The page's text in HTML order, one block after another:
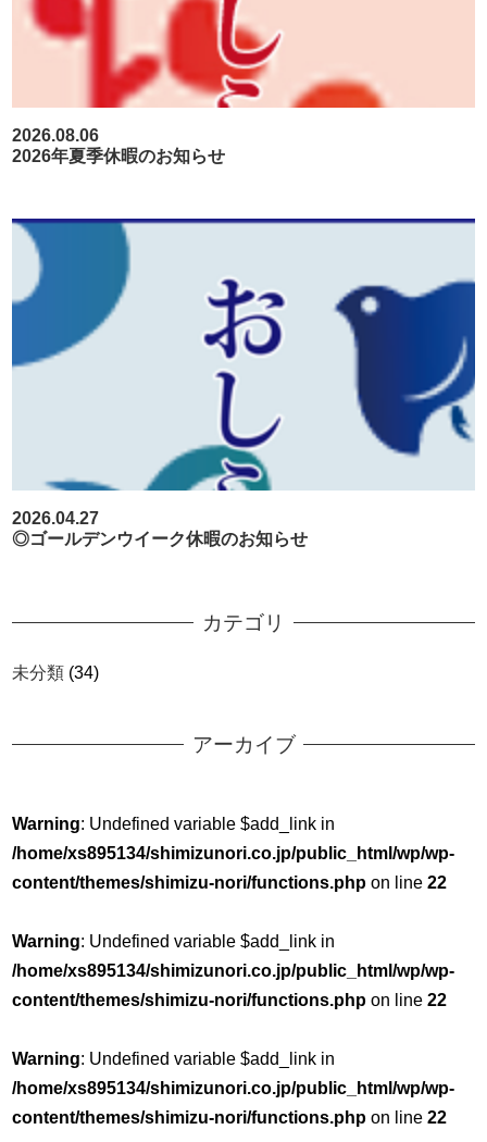
2026.08.06
2026年夏季休暇のお知らせ
2026.04.27
◎ゴールデンウイーク休暇のお知らせ
カテゴリ
未分類 (34)
アーカイブ
Warning: Undefined variable $add_link in
/home/xs895134/shimizunori.co.jp/public_html/wp/wp-
content/themes/shimizu-nori/functions.php on line22
Warning: Undefined variable $add_link in
/home/xs895134/shimizunori.co.jp/public_html/wp/wp-
content/themes/shimizu-nori/functions.php on line22
Warning: Undefined variable $add_link in
/home/xs895134/shimizunori.co.jp/public_html/wp/wp-
content/themes/shimizu-nori/functions.php on line22